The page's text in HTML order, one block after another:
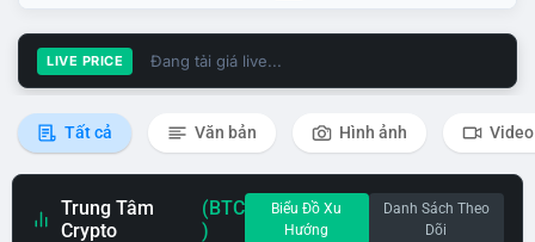
LIVE PRICE Đang tải giá live...
Tất cả Văn bản Hình ảnh Video
Trung Tâm
Crypto
(BTC
)
Biểu Đồ Xu
Hướng
Danh Sách Theo
Dõi